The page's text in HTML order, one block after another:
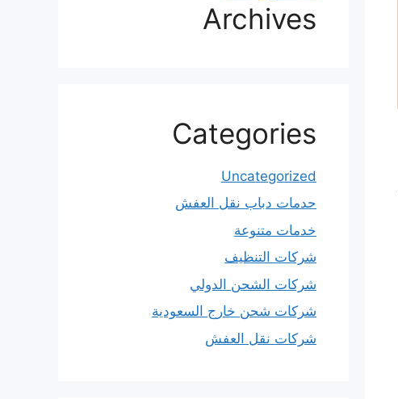
Archives
Categories
Uncategorized
حدمات دباب نقل العفش
خدمات متنوعة
شركات التنظيف
شركات الشحن الدولي
شركات شحن خارج السعودية
شركات نقل العفش